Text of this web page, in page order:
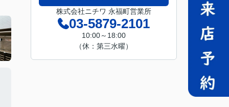
株式会社ニチワ 永福町営業所
03-5879-2101
10:00～18:00
（休：第三水曜）